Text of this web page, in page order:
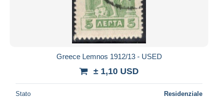
Greece Lemnos 1912/13 - USED
± 1,10 USD
Stato Residenziale